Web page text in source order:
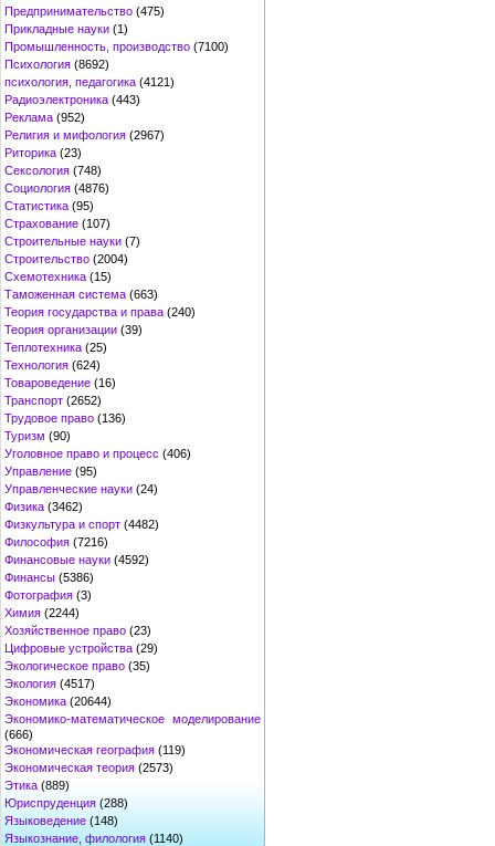
Предпринимательство (475)
Прикладные науки (1)
Промышленность, производство (7100)
Психология (8692)
психология, педагогика (4121)
Радиоэлектроника (443)
Реклама (952)
Религия и мифология (2967)
Риторика (23)
Сексология (748)
Социология (4876)
Статистика (95)
Страхование (107)
Строительные науки (7)
Строительство (2004)
Схемотехника (15)
Таможенная система (663)
Теория государства и права (240)
Теория организации (39)
Теплотехника (25)
Технология (624)
Товароведение (16)
Транспорт (2652)
Трудовое право (136)
Туризм (90)
Уголовное право и процесс (406)
Управление (95)
Управленческие науки (24)
Физика (3462)
Физкультура и спорт (4482)
Философия (7216)
Финансовые науки (4592)
Финансы (5386)
Фотография (3)
Химия (2244)
Хозяйственное право (23)
Цифровые устройства (29)
Экологическое право (35)
Экология (4517)
Экономика (20644)
Экономико-математическое моделирование
(666)
Экономическая география (119)
Экономическая теория (2573)
Этика (889)
Юриспруденция (288)
Языковедение (148)
Языкознание, филология (1140)